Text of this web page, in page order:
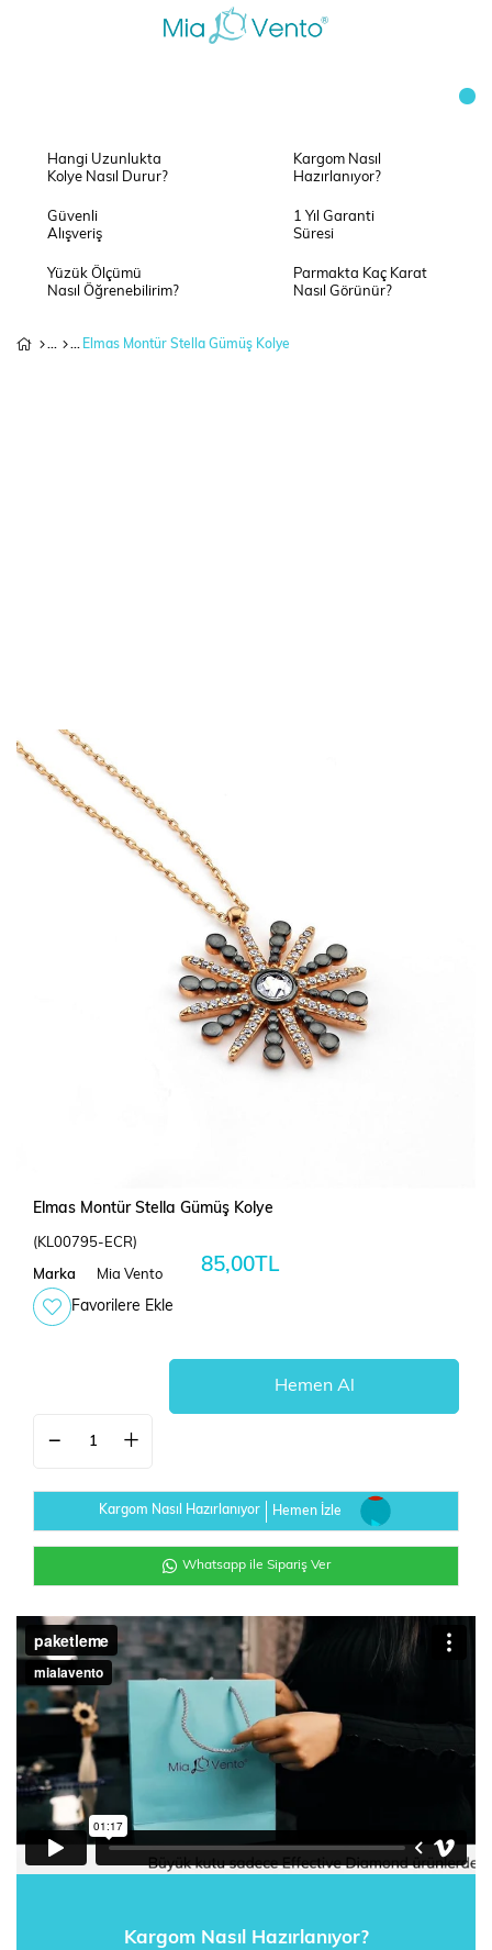
Hangi Uzunlukta
Kolye Nasıl Durur?
Kargom Nasıl
Hazırlanıyor?
Güvenli
Alışveriş
1 Yıl Garanti
Süresi
Yüzük Ölçümü
Nasıl Öğrenebilirim?
Parmakta Kaç Karat
Nasıl Görünür?
Elmas Montür Stella Gümüş Kolye
Elmas Montür Stella Gümüş Kolye
(KL00795-ECR)
Marka Mia Vento 85,00TL
Favorilere Ekle
Kargom Nasıl Hazırlanıyor Hemen İzle
Whatsapp ile Sipariş Ver
Kargom Nasıl Hazırlanıyor?